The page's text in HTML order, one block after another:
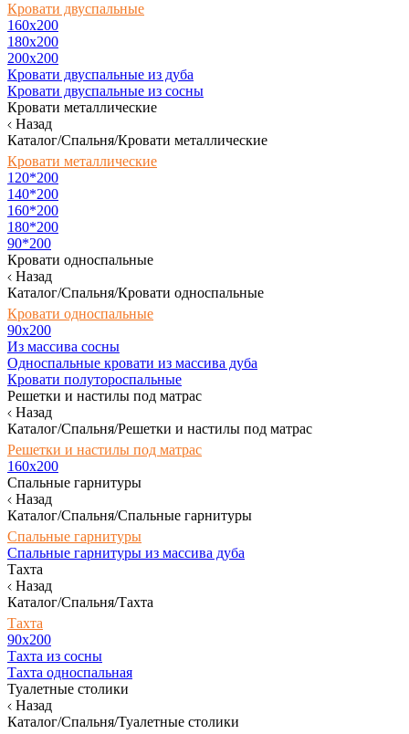
Кровати двуспальные
160х200
180x200
200x200
Кровати двуспальные из дуба
Кровати двуспальные из сосны
Кровати металлические
Назад
Каталог/Спальня/Кровати металлические
Кровати металлические
120*200
140*200
160*200
180*200
90*200
Кровати односпальные
Назад
Каталог/Спальня/Кровати односпальные
Кровати односпальные
90х200
Из массива сосны
Односпальные кровати из массива дуба
Кровати полутороспальные
Решетки и настилы под матрас
Назад
Каталог/Спальня/Решетки и настилы под матрас
Решетки и настилы под матрас
160х200
Спальные гарнитуры
Назад
Каталог/Спальня/Спальные гарнитуры
Спальные гарнитуры
Спальные гарнитуры из массива дуба
Тахта
Назад
Каталог/Спальня/Тахта
Тахта
90х200
Тахта из сосны
Тахта односпальная
Туалетные столики
Назад
Каталог/Спальня/Туалетные столики